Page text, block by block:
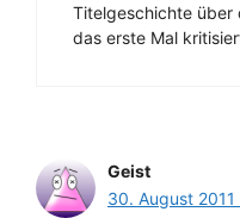
Titelgeschichte über
das erste Mal
Geist
30. August